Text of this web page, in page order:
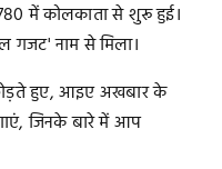
में कोलकाता से शुरू हुई।
गजट' नाम से मिला।
हुए, आइए अखबार के
जिनके बारे में आप